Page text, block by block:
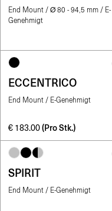
End Mount / Ø 80 - 94,5 mm / E-
Genehmigt
ECCENTRICO
End Mount / E-Genehmigt
€ 183.00 (Pro Stk.)
SPIRIT
End Mount / E-Genehmigt